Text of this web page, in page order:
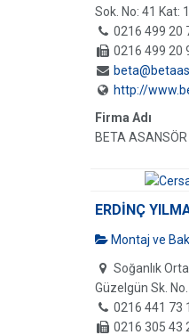
Sok. No: 41 Kat:
0216 499 20
0216 499 20
http://
Firma Adı
BETA ASANSÖR
ERDİNÇ
Montaj ve
Soğanlık
Güzelgün Sk.
0216 441 73
0216 305 43